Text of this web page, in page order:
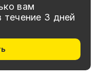
вам
3 дней